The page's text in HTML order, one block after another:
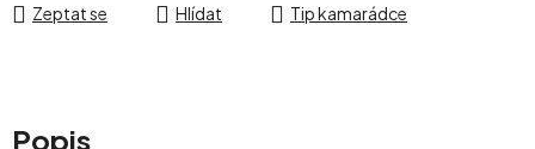
Zeptat se Hlídat Tip kamarádce
Popis